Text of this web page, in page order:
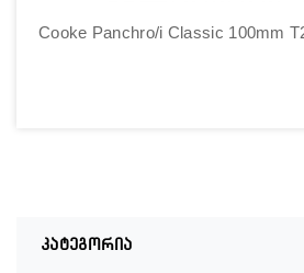
Cooke Panchro/i Classic 100mm
კატეგორია